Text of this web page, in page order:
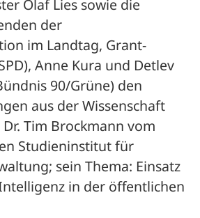
Olaf Lies sowie die
der
im Landtag, Grant-
Anne Kura und Detlev
90/Grüne) den
aus der Wissenschaft
Tim Brockmann vom
Studieninstitut für
sein Thema: Einsatz
in der öffentlichen